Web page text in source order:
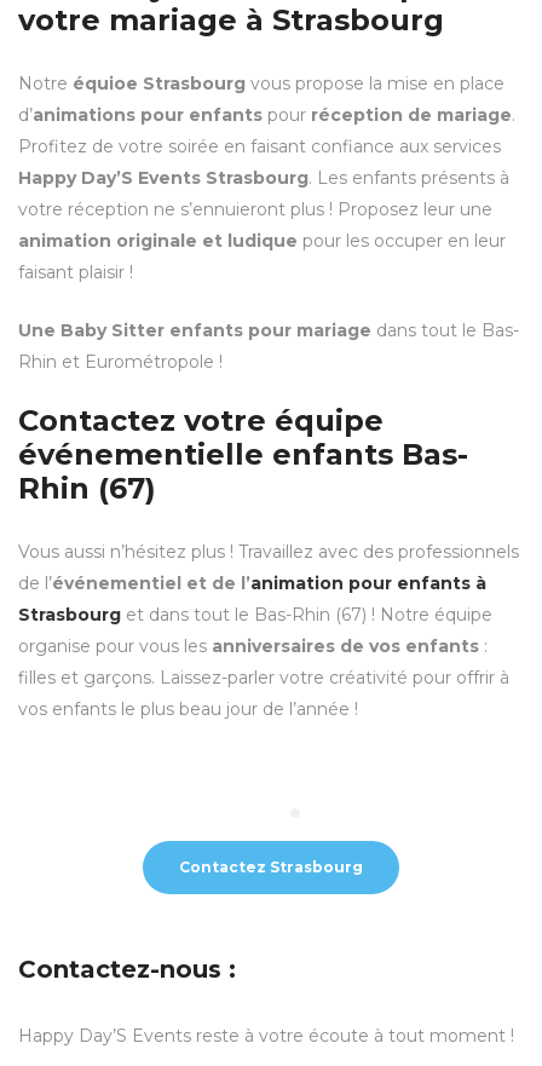
votre mariage à Strasbourg
Notre équioe Strasbourg vous propose la mise en place
d’animations pour enfants pour réception de mariage.
Profitez de votre soirée en faisant confiance aux services
Happy Day’S Events Strasbourg. Les enfants présents à
votre réception ne s’ennuieront plus ! Proposez leur une
animation originale et ludique pour les occuper en leur
faisant plaisir !
Une Baby Sitter enfants pour mariage dans tout le Bas-
Rhin et Eurométropole !
Contactez votre équipe
événementielle enfants Bas-
Rhin (67)
Vous aussi n’hésitez plus ! Travaillez avec des professionnels
de l’événementiel et de l’animation pour enfants à
Strasbourg et dans tout le Bas-Rhin (67) ! Notre équipe
organise pour vous les anniversaires de vos enfants :
filles et garçons. Laissez-parler votre créativité pour offrir à
vos enfants le plus beau jour de l’année !
Contactez Strasbourg
Contactez-nous :
Happy Day’S Events reste à votre écoute à tout moment !